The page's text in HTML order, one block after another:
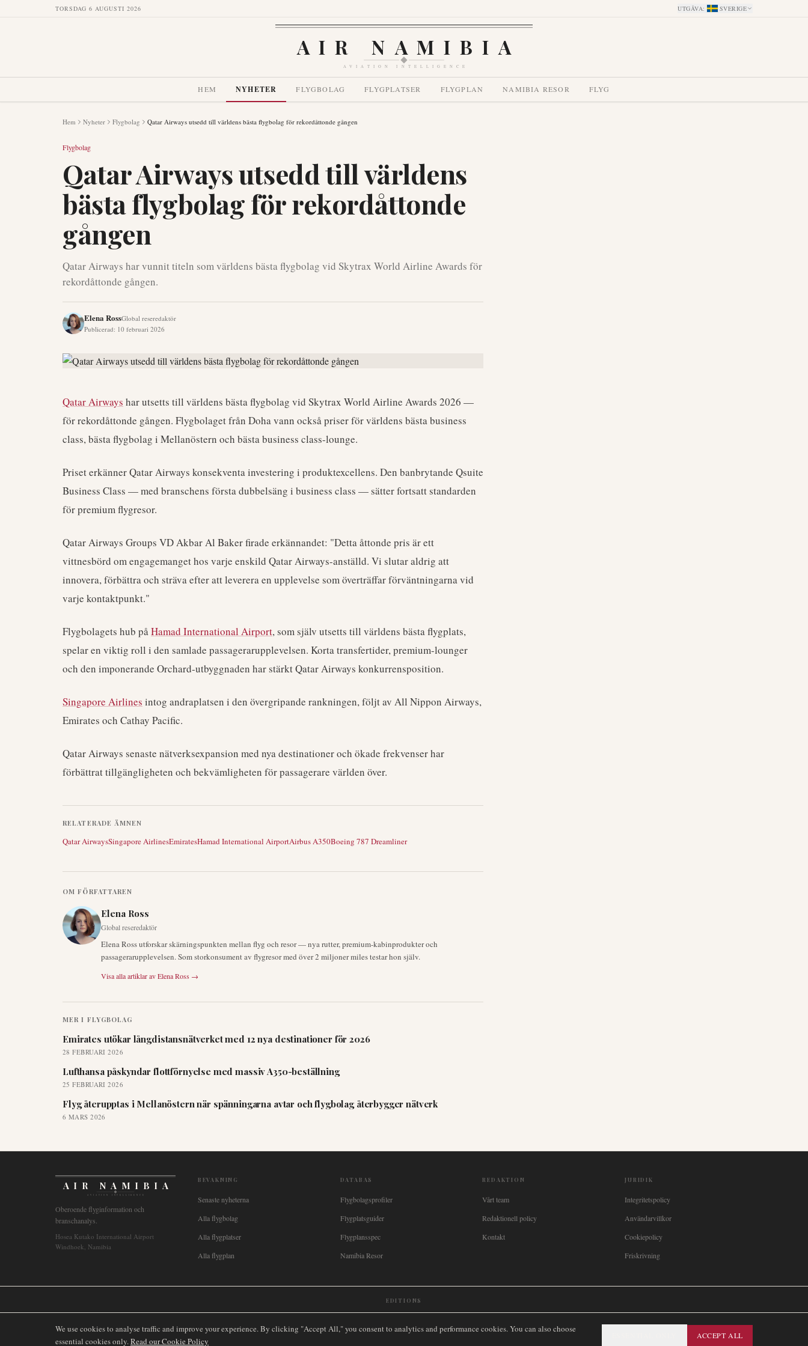
TORSDAG 6 AUGUSTI 2026 UTGÅVA: SVERIGE
AIR NAMIBIA
AVIATION INTELLIGENCE
HEM NYHETER FLYGBOLAG FLYGPLATSER FLYGPLAN NAMIBIA RESOR FLYG
Hem Nyheter Flygbolag Qatar Airways utsedd till världens bästa flygbolag för rekordåttonde gången
Flygbolag
Qatar Airways utsedd till världens
bästa flygbolag för rekordåttonde
gången
Qatar Airways har vunnit titeln som världens bästa flygbolag vid Skytrax World Airline Awards för
rekordåttonde gången.
Elena RossGlobal reseredaktör
Publicerad: 10 februari 2026
Qatar Airways har utsetts till världens bästa flygbolag vid Skytrax World Airline Awards 2026 —
för rekordåttonde gången. Flygbolaget från Doha vann också priser för världens bästa business
class, bästa flygbolag i Mellanöstern och bästa business class-lounge.
Priset erkänner Qatar Airways konsekventa investering i produktexcellens. Den banbrytande Qsuite
Business Class — med branschens första dubbelsäng i business class — sätter fortsatt standarden
för premium flygresor.
Qatar Airways Groups VD Akbar Al Baker firade erkännandet: "Detta åttonde pris är ett
vittnesbörd om engagemanget hos varje enskild Qatar Airways-anställd. Vi slutar aldrig att
innovera, förbättra och sträva efter att leverera en upplevelse som överträffar förväntningarna vid
varje kontaktpunkt."
Flygbolagets hub påHamad International Airport, som själv utsetts till världens bästa flygplats,
spelar en viktig roll i den samlade passagerarupplevelsen. Korta transfertider, premium-lounger
och den imponerande Orchard-utbyggnaden har stärkt Qatar Airways konkurrensposition.
Singapore Airlines intog andraplatsen i den övergripande rankningen, följt av All Nippon Airways,
Emirates och Cathay Pacific.
Qatar Airways senaste nätverksexpansion med nya destinationer och ökade frekvenser har
förbättrat tillgängligheten och bekvämligheten för passagerare världen över.
RELATERADE ÄMNEN
Qatar AirwaysSingapore AirlinesEmiratesHamad International AirportAirbus A350Boeing 787 Dreamliner
OM FÖRFATTAREN
Elena Ross
Global reseredaktör
Elena Ross utforskar skärningspunkten mellan flyg och resor — nya rutter, premium-kabinprodukter och
passagerarupplevelsen. Som storkonsument av flygresor med över 2 miljoner miles testar hon själv.
Visa alla artiklar avElena Ross →
MER I FLYGBOLAG
Emirates utökar långdistansnätverket med 12 nya destinationer för 2026
28 FEBRUARI 2026
Lufthansa påskyndar flottförnyelse med massiv A350-beställning
25 FEBRUARI 2026
Flyg återupptas i Mellanöstern när spänningarna avtar och flygbolag återbygger nätverk
6 MARS 2026
AIR NAMIBIA
AVIATION INTELLIGENCE
Oberoende flyginformation och
branschanalys.
Hosea Kutako International Airport
Windhoek, Namibia
BEVAKNING
Senaste nyheterna
Alla flygbolag
Alla flygplatser
Alla flygplan
DATABAS
Flygbolagsprofiler
Flygplatsguider
Flygplansspec
Namibia Resor
REDAKTION
Vårt team
Redaktionell policy
Kontakt
JURIDIK
Integritetspolicy
Användarvillkor
Cookiepolicy
Friskrivning
EDITIONS
We use cookies to analyse traffic and improve your experience. By clicking "Accept All," you consent to analytics and performance cookies. You can also choose
essential cookies only.Read our Cookie Policy
ACCEPT ALL